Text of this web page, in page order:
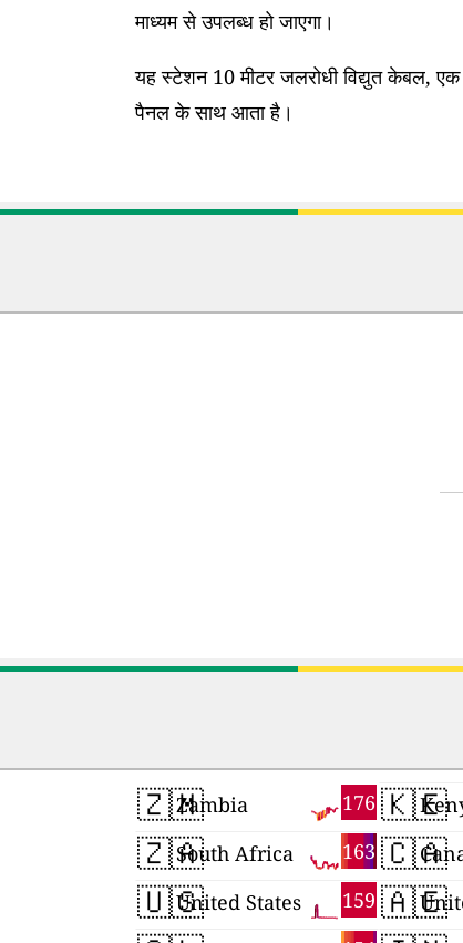
माध्यम से उपलब्ध हो जाएगा।
यह स्टेशन 10 मीटर जलरोधी विद्युत केबल,
पैनल के साथ आता है।
🇿🇲 176
Zambia
🇿🇦 163
South Africa
🇺🇸 159
United States
🇰🇪
🇨🇦
🇦🇪